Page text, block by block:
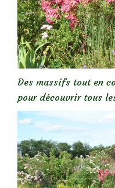
Des massifs tout en
pour découvrir tous